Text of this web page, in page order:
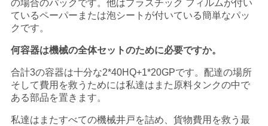
の場合のパックです。他はプラスチック フィルムが付い
ているペーパーまたは泡シートが付いている簡単なパッ
クです。
何容器は機械の全体セットのために必要ですか。
合計3の容器は十分な2*40HQ+1*20GPです。配達の場所
そして費用を救うためには私達はまた原料タンクの中で
ある部品を置きます。
私達はまたすべての機械井戸を詰め、貨物費用を救う最